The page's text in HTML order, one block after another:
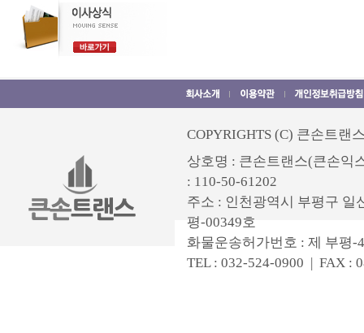
COPYRIGHTS (C) 큰손트랜
상호명 : 큰손트랜스(큰손
: 110-50-61202
주소 : 인천광역시 부평구
평-00349호
화물운송허가번호 : 제 부평
TEL : 032-524-0900 | FAX :